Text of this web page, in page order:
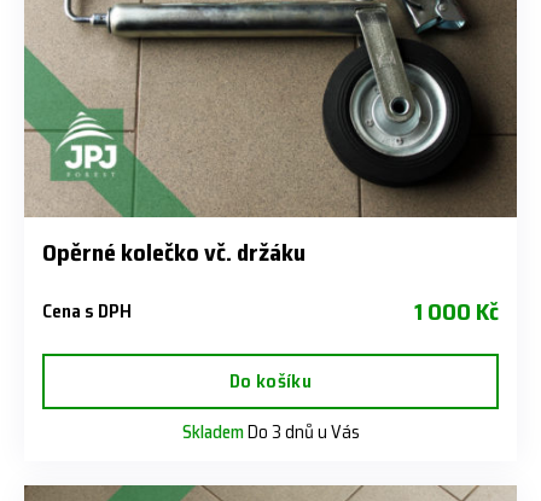
Opěrné kolečko vč. držáku
Cena s DPH 1 000 Kč
Do košíku
SklademDo 3 dnů u Vás